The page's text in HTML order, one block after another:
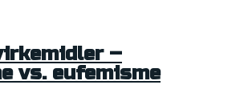
–
vs. eufemisme